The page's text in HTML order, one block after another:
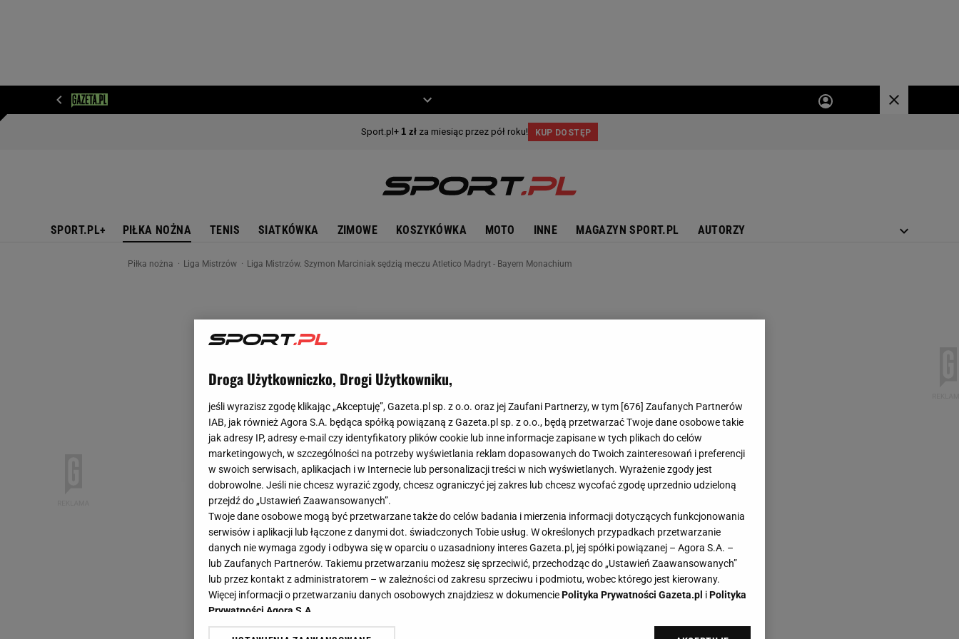
SPORT.PL+ PIŁKA NOŻNA TENIS SIATKÓWKA ZIMOWE KOSZYKÓWKA MOTO INNE MAGAZYN SPORT.PL AUTORZY
Piłka nożna Liga Mistrzów Liga Mistrzów. Szymon Marciniak sędzią meczu Atletico Madryt - Bayern Monachium
Droga Użytkowniczko, Drogi Użytkowniku,
jeśli wyrazisz zgodę klikając „Akceptuję”, Gazeta.pl sp. z o.o. oraz jej Zaufani Partnerzy, w tym [676] Zaufanych Partnerów
IAB, jak również Agora S.A. będąca spółką powiązaną z Gazeta.pl sp. z o.o., będą przetwarzać Twoje dane osobowe takie
jak adresy IP, adresy e-mail czy identyfikatory plików cookie lub inne informacje zapisane w tych plikach do celów
marketingowych, w szczególności na potrzeby wyświetlania reklam dopasowanych do Twoich zainteresowań i preferencji
w swoich serwisach, aplikacjach i w Internecie lub personalizacji treści w nich wyświetlanych. Wyrażenie zgody jest
dobrowolne. Jeśli nie chcesz wyrazić zgody, chcesz ograniczyć jej zakres lub chcesz wycofać zgodę uprzednio udzieloną
przejdź do „Ustawień Zaawansowanych”.
Twoje dane osobowe mogą być przetwarzane także do celów badania i mierzenia informacji dotyczących funkcjonowania
serwisów i aplikacji lub łączone z danymi dot. świadczonych Tobie usług. W określonych przypadkach przetwarzanie
danych nie wymaga zgody i odbywa się w oparciu o uzasadniony interes Gazeta.pl, jej spółki powiązanej – Agora S.A. –
lub Zaufanych Partnerów. Takiemu przetwarzaniu możesz się sprzeciwić, przechodząc do „Ustawień Zaawansowanych”
lub przez kontakt z administratorem – w zależności od zakresu sprzeciwu i podmiotu, wobec którego jest kierowany.
Więcej informacji o przetwarzaniu danych osobowych znajdziesz w dokumenciePolityka Prywatności Gazeta.pl iPolityka
Prywatności Agora S.A.